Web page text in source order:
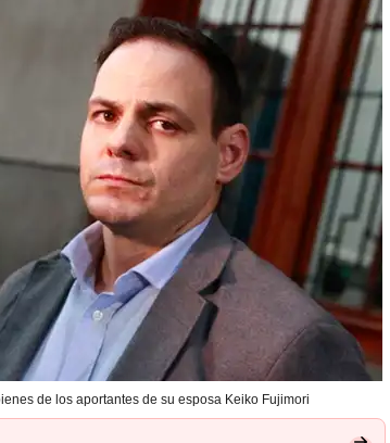
de los aportantes de su esposa Keiko Fujimori